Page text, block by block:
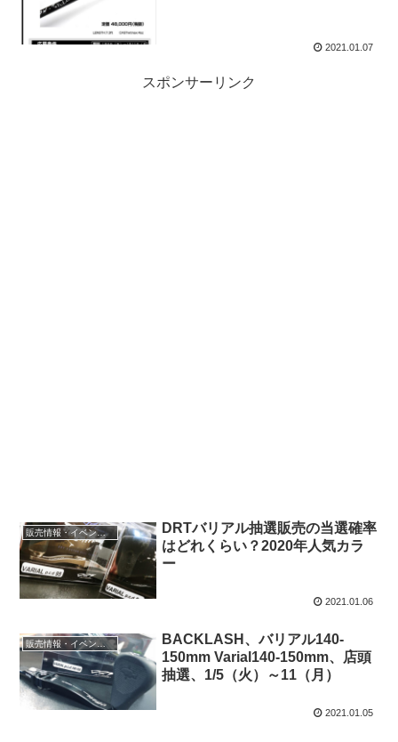
2021.01.07
スポンサーリンク
販売情報・イベント情報
DRTバリアル抽選販売の当選確率
はどれくらい？2020年人気カラ
ー
2021.01.06
販売情報・イベント情報
BACKLASH、バリアル140-
150mm Varial140-150mm、店頭
抽選、1/5（火）～11（月）
2021.01.05